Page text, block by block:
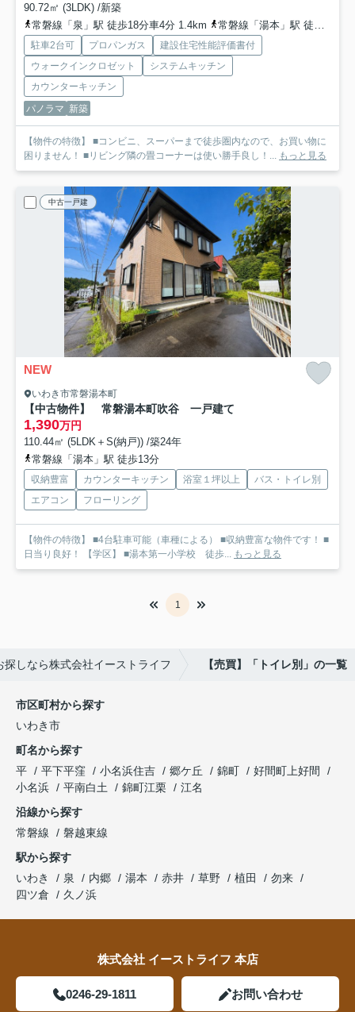
90.72㎡ (3LDK) /新築
常磐線「泉」駅 徒歩18分車4分 1.4km
常磐線「湯本」駅 徒歩86分車15分 7.4km
駐車2台可 プロパンガス
建設住宅性能評価書付
ウォークインクロゼット
システムキッチン
カウンターキッチン
パノラマ 新築
【物件の特徴】 ■コンビニ、スーパーまで徒歩圏内なので、お買い物に
困りません！ ■リビング隣の畳コーナーは使い勝手良し！... もっと見る
中古一戸建
NEW
いわき市常磐湯本町
【中古物件】 常磐湯本町吹谷 一戸建て
1,390万円
110.44㎡ (5LDK＋S(納戸)) /築24年
常磐線「湯本」駅 徒歩13分
収納豊富 カウンターキッチン 浴室１坪以上
バス・トイレ別
エアコン
フローリング
【物件の特徴】 ■4台駐車可能（車種による） ■収納豊富な物件です！ ■
日当り良好！ 【学区】 ■湯本第一小学校 徒歩... もっと見る
1
しなら株式会社イーストライフ 【売買】「トイレ別」の一覧
市区町村から探す
いわき市
町名から探す
平
平下平窪 小名浜住吉 郷ケ丘 錦町
好間町上好間
小名浜
平南白土 錦町江栗
江名
沿線から探す
常磐線
磐越東線
駅から探す
いわき
泉 内郷 湯本 赤井 草野 植田
勿来
四ツ倉
久ノ浜
株式会社 イーストライフ 本店
0246-29-1811 お問い合わせ